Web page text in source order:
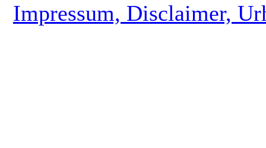
Impressum, Disclaimer,